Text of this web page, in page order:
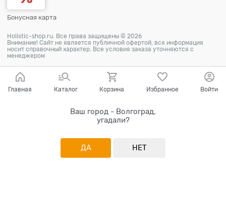
Бонусная карта
Holistic-shop.ru. Все права защищены © 2026
Внимание! Сайт не является публичной офертой, вся информация
носит справочный характер. Все условия заказа уточняются с
менеджером
Главная Каталог Корзина Избранное Войти
Ваш город - Волгоград,
угадали?
ДА НЕТ